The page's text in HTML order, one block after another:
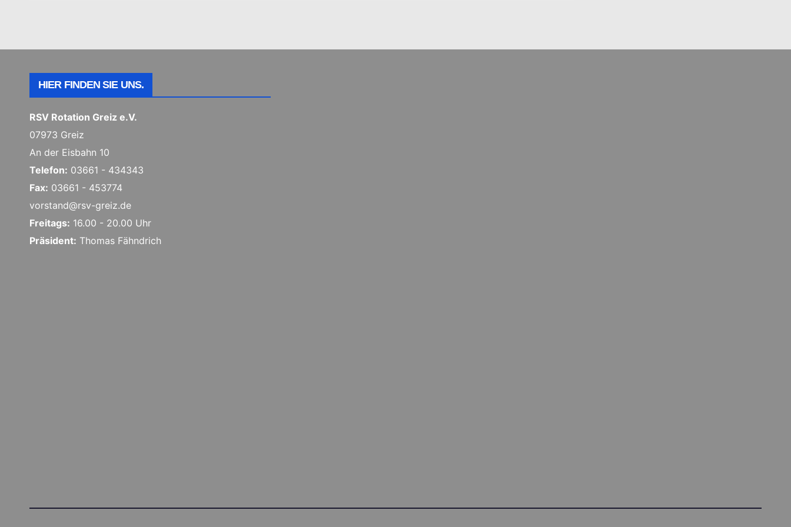
HIER FINDEN SIE UNS.
RSV Rotation Greiz e.V.
07973 Greiz
An der Eisbahn 10
Telefon: 03661 - 434343
Fax: 03661 - 453774
vorstand@rsv-greiz.de
Freitags: 16.00 - 20.00 Uhr
Präsident: Thomas Fähndrich